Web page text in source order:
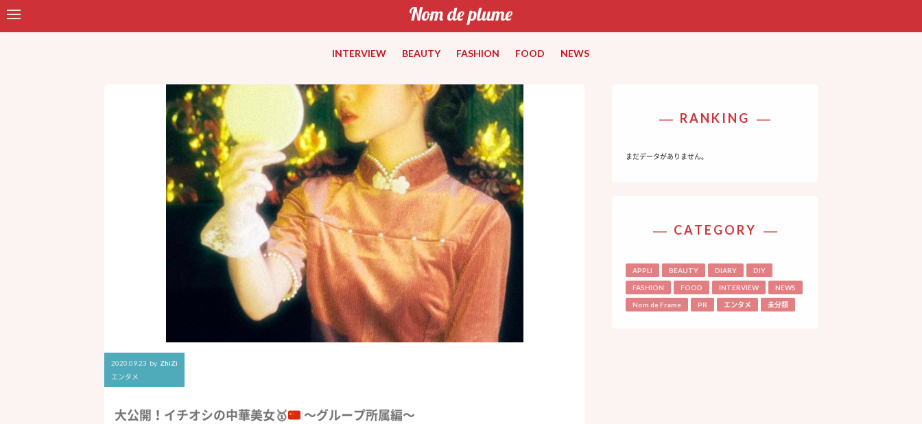
INTERVIEW BEAUTY FASHION FOOD NEWS
2020.09.23 by ZhiZi
エンタメ
大公開！イチオシの中華美女🥇 〜グループ所属編〜
RANKING
まだデータがありません。
CATEGORY
APPLI BEAUTY DIARY DIY
FASHION FOOD INTERVIEW NEWS
Nom de Frame PR エンタメ 未分類